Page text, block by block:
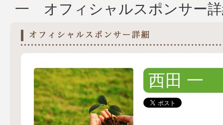
一 オフィシャルスポンサー
西田 一